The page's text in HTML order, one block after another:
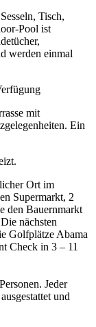
Tisch,
Pool ist
werden einmal
mit
Ein
Ort im
Supermarkt, 2
den Bauernmarkt
nächsten
Golfplätze Abama
Check in 3 – 11
Jeder
und